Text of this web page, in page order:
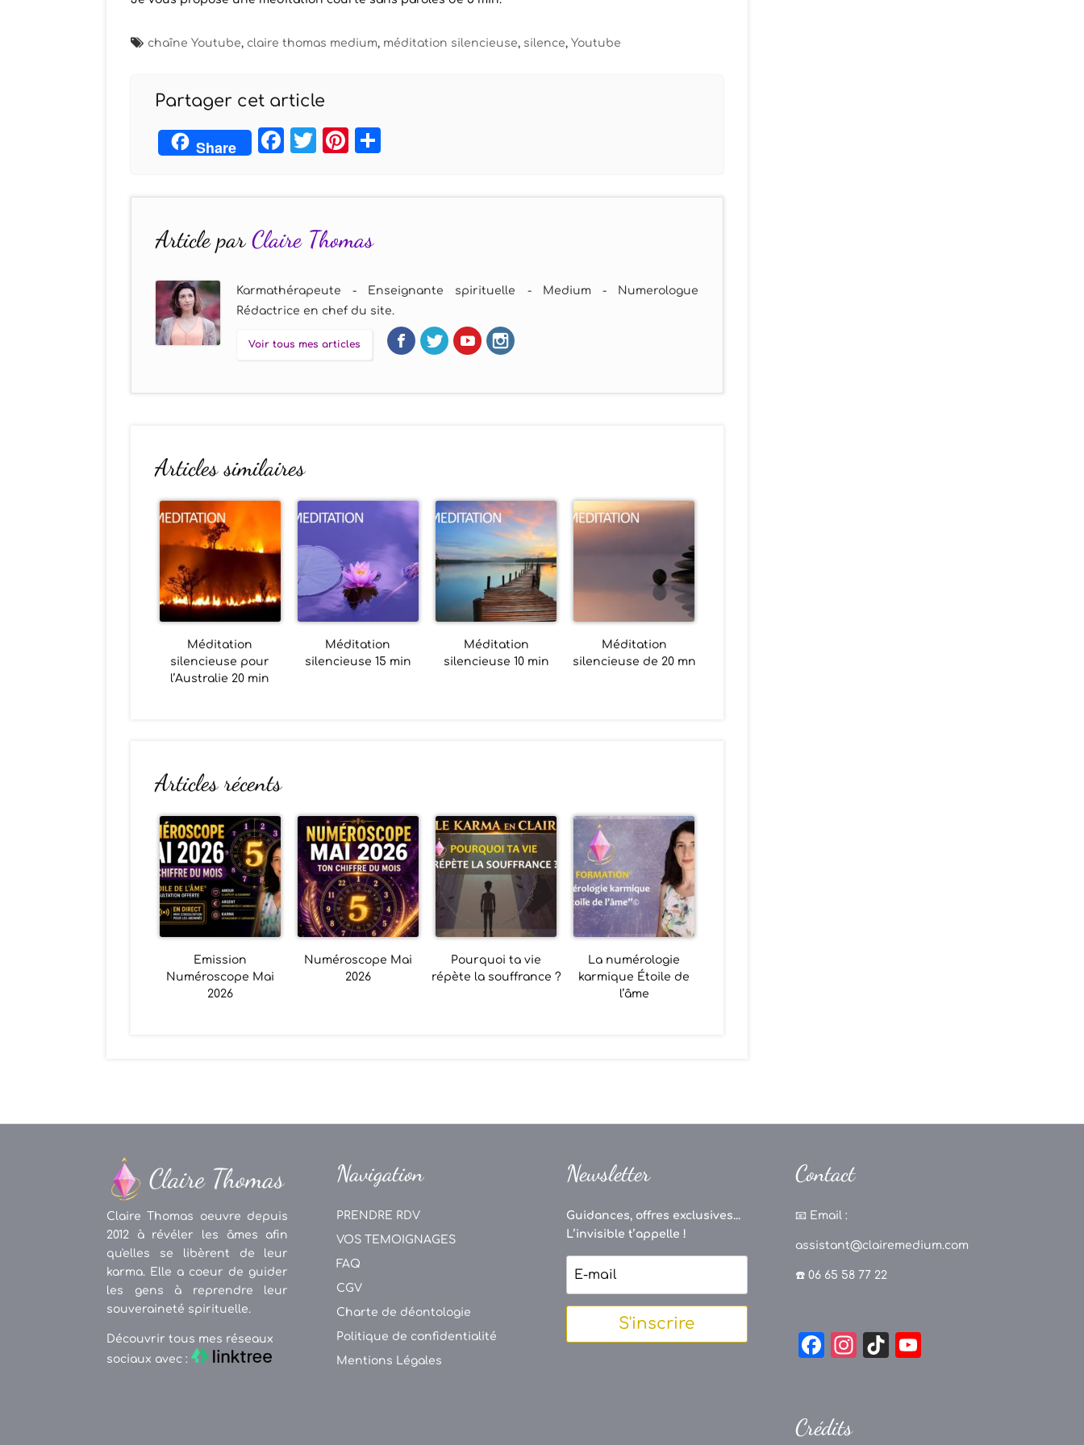
chaîne Youtube, claire thomas medium, méditation silencieuse, silence, Youtube
Partager cet article
Share Facebook
TwitterPinterest
Article parClaire Thomas
Karmathérapeute - Enseignante spirituelle - Medium - Numerologue
Rédactrice en chef du site.
Voir tous mes articles
Articles similaires
Méditation
silencieuse pour
l’Australie 20 min
Méditation
silencieuse 15 min
Méditation
silencieuse 10 min
Méditation
silencieuse de 20 mn
Articles récents
Emission
Numéroscope Mai
2026
Numéroscope Mai
2026
Pourquoi ta vie
répète la souffrance ?
La numérologie
karmique Étoile de
l’âme
Claire Thomas oeuvre depuis
2012 à révéler les âmes afin
qu'elles se libèrent de leur
karma. Elle a coeur de guider
les gens à reprendre leur
souveraineté spirituelle.
Découvrir tous mes réseaux
sociaux avec :
Navigation
PRENDRE RDV
VOS TEMOIGNAGES
FAQ
CGV
Charte de déontologie
Politique de confidentialité
Mentions Légales
Newsletter
Guidances, offres exclusives...
L’invisible t’appelle !
S'inscrire
Contact
📧 Email :
assistant@clairemedium.com
☎️ 06 65 58 77 22
F
e
In
Ti
Crédits